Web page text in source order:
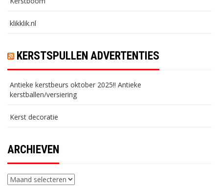
klikklik.nl
KERSTSPULLEN ADVERTENTIES
Antieke kerstbeurs oktober 2025!! Antieke
kerstballen/versiering
Kerst decoratie
ARCHIEVEN
Archieven